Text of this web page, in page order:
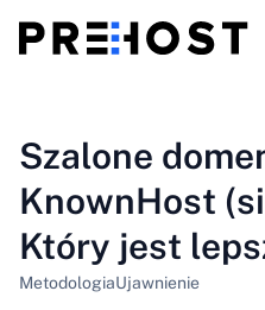
Porównania
319
Szalone
KnownHost
Który jest
MetodologiaUjawnienie